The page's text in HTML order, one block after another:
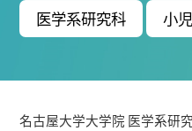
Research VIDEOS
Links
医学系研究科 小児
名古屋大学大学院 医学系研